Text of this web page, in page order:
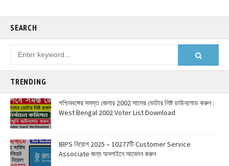
Highways in India - @Examdisha.in
SEARCH
TRENDING
পশ্চিমবঙ্গের সমস্ত জেলার 2002 সালের ভোটার লিষ্ট ডাউনলোড করুন :
West Bengal 2002 Voter List Download
IBPS নিয়োগ 2025 – 10277টি Customer Service
Associate জন্য অনলাইনে আবেদন করুন